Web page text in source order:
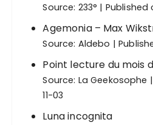
Source: 233° Published
Agemonia – Max
Source: Aldebo
Point lecture du mois
Source: La Geekosophe
11-03
Luna incognita